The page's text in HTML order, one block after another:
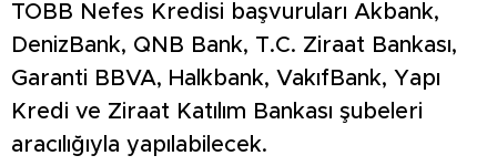
TOBB Nefes Kredisi başvuruları Akbank,
DenizBank, QNB Bank, T.C. Ziraat Bankası,
Garanti BBVA, Halkbank, VakıfBank, Yapı
Kredi ve Ziraat Katılım Bankası şubeleri
aracılığıyla yapılabilecek.